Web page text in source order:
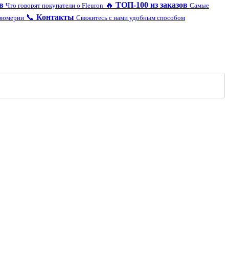
Что говорят покупатели о Fleuron 🔥 ТОП-100 из заказов Самые
📞 Контакты Свяжитесь с нами удобным способом